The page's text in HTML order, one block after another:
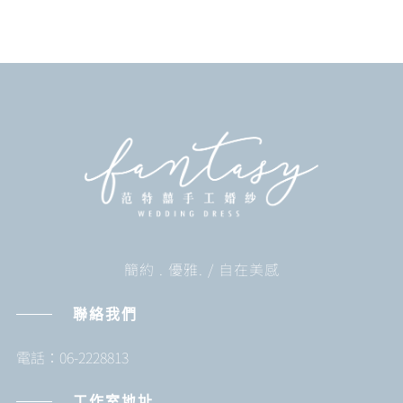
簡約 . 優雅. / 自在美感
聯絡我們
電話：06-2228813